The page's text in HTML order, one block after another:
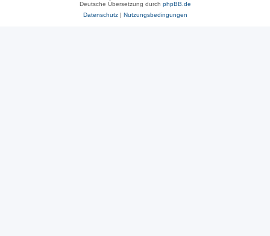
Deutsche Übersetzung durch phpBB.de
Datenschutz| Nutzungsbedingungen